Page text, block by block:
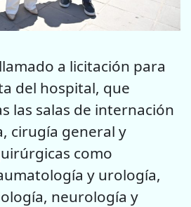
a licitación para
del hospital, que
las salas de internación
cirugía general y
como
y urología,
neurología y